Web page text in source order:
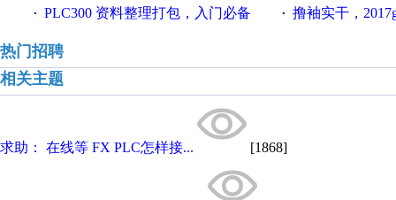
· PLC300 资料整理打包，入门必备 · 撸袖实干，2017gongkong®第
热门招聘
相关主题
求助： 在线等 FX PLC怎样接... [1868]